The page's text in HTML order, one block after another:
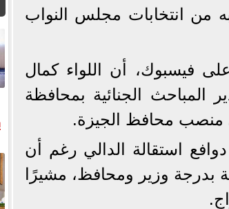
من انتخابات مجلس النواب
فيسبوك، أن اللواء كمال
المباحث الجنائية بمحافظة
منصب محافظ الجيزة.
استقالة الدالي رغم أن
بدرجة وزير ومحافظ، مشيرًا